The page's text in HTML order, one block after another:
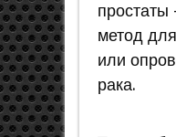
простаты
метод
или
рака.